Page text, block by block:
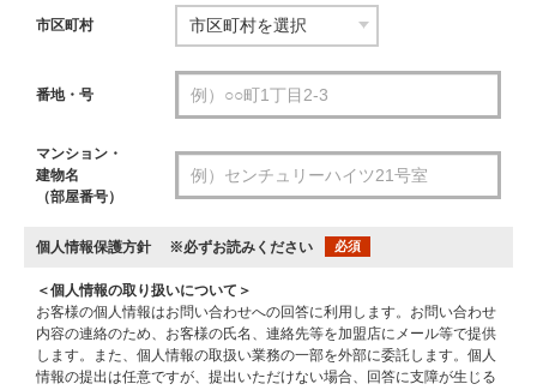
市区町村
番地・号
マンション・
建物名
（部屋番号）
個人情報保護方針 ※必ずお読みください 必須
＜個人情報の取り扱いについて＞
お客様の個人情報はお問い合わせへの回答に利用します。お問い合わせ
内容の連絡のため、お客様の氏名、連絡先等を加盟店にメール等で提供
します。また、個人情報の取扱い業務の一部を外部に委託します。個人
情報の提出は任意ですが、提出いただけない場合、回答に支障が生じる